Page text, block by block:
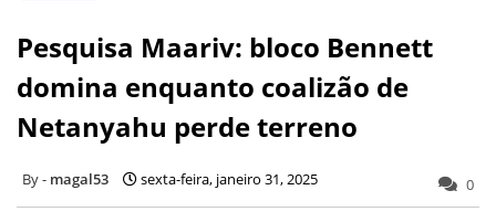
Pesquisa Maariv: bloco Bennett
domina enquanto coalizão de
Netanyahu perde terreno
magal53 sexta-feira, janeiro 31, 2025 0